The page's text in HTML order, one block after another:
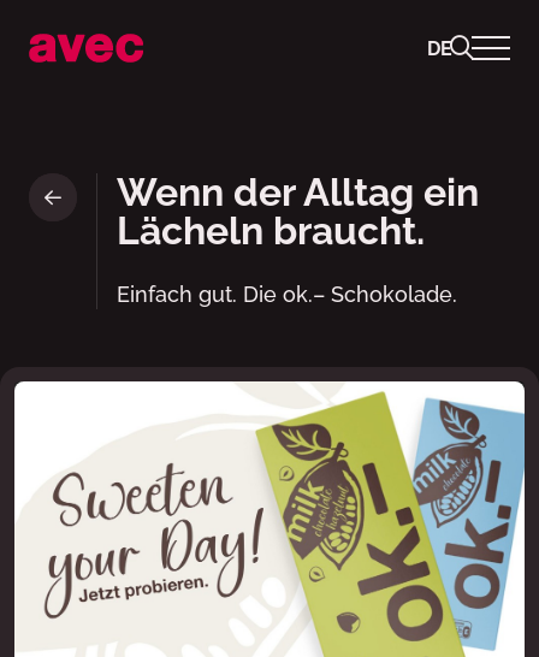
DE
Wenn der Alltag ein
Lächeln braucht.
Einfach gut. Die ok.– Schokolade.